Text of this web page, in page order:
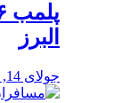
البرز
جولای 14, 2020